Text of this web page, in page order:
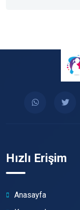
Hızlı Erişim
Anasayfa